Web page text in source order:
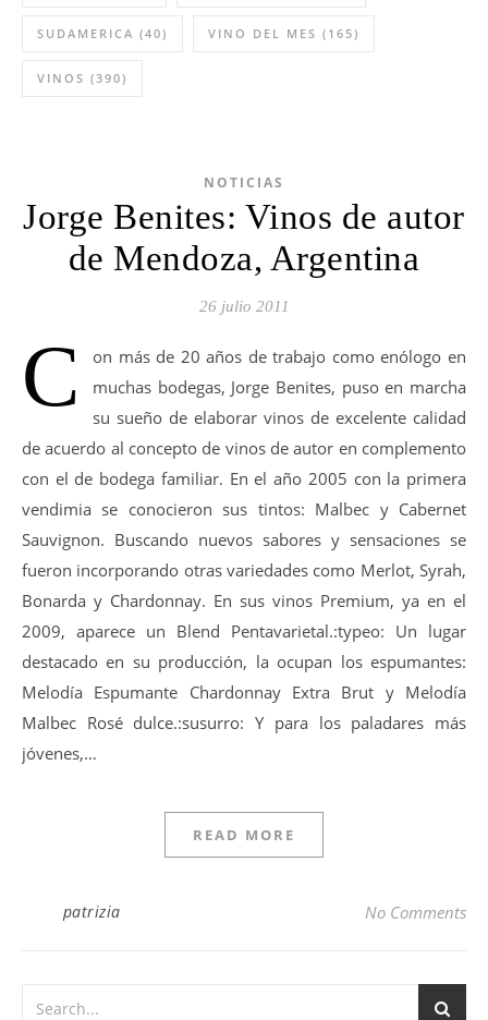
SUDAMERICA (40) VINO DEL MES (165)
VINOS (390)
NOTICIAS
Jorge Benites: Vinos de autor
de Mendoza, Argentina
26 julio 2011
C
on más de 20 años de trabajo como enólogo en
muchas bodegas, Jorge Benites, puso en marcha
su sueño de elaborar vinos de excelente calidad
de acuerdo al concepto de vinos de autor en complemento
con el de bodega familiar. En el año 2005 con la primera
vendimia se conocieron sus tintos: Malbec y Cabernet
Sauvignon. Buscando nuevos sabores y sensaciones se
fueron incorporando otras variedades como Merlot, Syrah,
Bonarda y Chardonnay. En sus vinos Premium, ya en el
2009, aparece un Blend Pentavarietal.:typeo: Un lugar
destacado en su producción, la ocupan los espumantes:
Melodía Espumante Chardonnay Extra Brut y Melodía
Malbec Rosé dulce.:susurro: Y para los paladares más
jóvenes,…
READ MORE
patrizia No Comments